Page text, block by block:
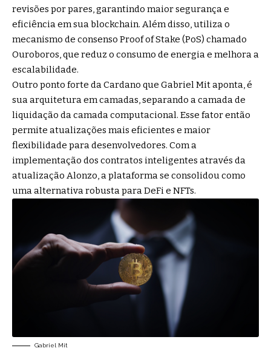
revisões por pares, garantindo maior segurança e
eficiência em sua blockchain. Além disso, utiliza o
mecanismo de consenso Proof of Stake (PoS) chamado
Ouroboros, que reduz o consumo de energia e melhora a
escalabilidade.
Outro ponto forte da Cardano que Gabriel Mit aponta, é
sua arquitetura em camadas, separando a camada de
liquidação da camada computacional. Esse fator então
permite atualizações mais eficientes e maior
flexibilidade para desenvolvedores. Com a
implementação dos contratos inteligentes através da
atualização Alonzo, a plataforma se consolidou como
uma alternativa robusta para DeFi e NFTs.
Gabriel Mit